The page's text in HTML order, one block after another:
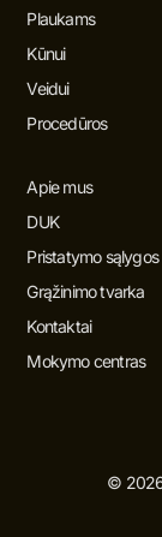
Plaukams
Kūnui
Veidui
Procedūros
Apie mus
DUK
Pristatymo sąlygos
Grąžinimo tvarka
Kontaktai
Mokymo centras
© 2026